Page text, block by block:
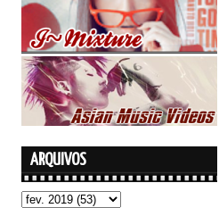
ARQUIVOS